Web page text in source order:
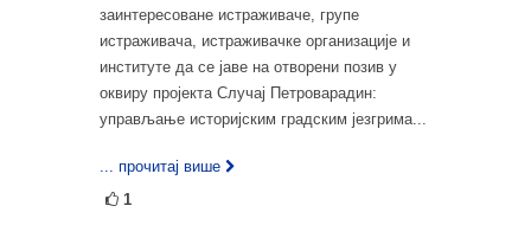
заинтересоване истраживаче, групе
истраживача, истраживачке организације и
институте да се јаве на отворени позив у
оквиру пројекта Случај Петроварадин:
управљање историјским градским језгрима...
... прочитај више
1